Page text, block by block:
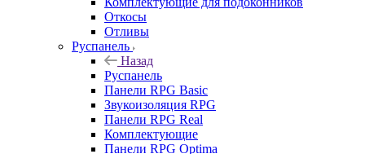
Откосы
Отливы
Руспанель
Назад
Руспанель
Панели RPG Basic
Звукоизоляция RPG
Панели RPG Real
Комплектующие
Панели RPG Optima